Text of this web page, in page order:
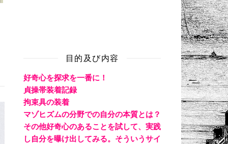
目的及び内容
好奇心を探求を一番に！
貞操帯装着記録
拘束具の装着
マゾヒズムの分野での自分の本質とは？
その他好奇心のあることを試して、実践
し自分を曝け出してみる。そういうサイ